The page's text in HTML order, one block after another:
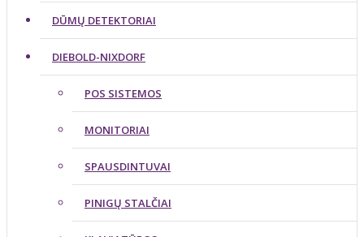
DŪMŲ DETEKTORIAI
DIEBOLD-NIXDORF
POS SISTEMOS
MONITORIAI
SPAUSDINTUVAI
PINIGŲ STALČIAI